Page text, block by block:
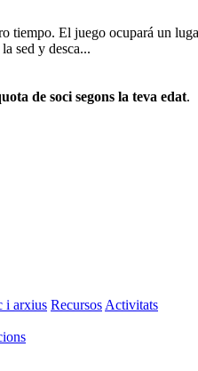
tiempo. El juego ocupará un
sed y desca...
de soci segons la teva edat.
i arxius Recursos Activitats